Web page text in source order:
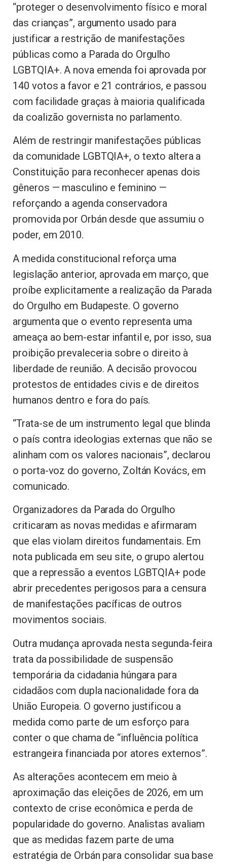
“proteger o desenvolvimento físico e moral
das crianças”, argumento usado para
justificar a restrição de manifestações
públicas como a Parada do Orgulho
LGBTQIA+. A nova emenda foi aprovada por
140 votos a favor e 21 contrários, e passou
com facilidade graças à maioria qualificada
da coalizão governista no parlamento.
Além de restringir manifestações públicas
da comunidade LGBTQIA+, o texto altera a
Constituição para reconhecer apenas dois
gêneros — masculino e feminino —
reforçando a agenda conservadora
promovida por Orbán desde que assumiu o
poder, em 2010.
A medida constitucional reforça uma
legislação anterior, aprovada em março, que
proíbe explicitamente a realização da Parada
do Orgulho em Budapeste. O governo
argumenta que o evento representa uma
ameaça ao bem-estar infantil e, por isso, sua
proibição prevaleceria sobre o direito à
liberdade de reunião. A decisão provocou
protestos de entidades civis e de direitos
humanos dentro e fora do país.
“Trata-se de um instrumento legal que blinda
o país contra ideologias externas que não se
alinham com os valores nacionais”, declarou
o porta-voz do governo, Zoltán Kovács, em
comunicado.
Organizadores da Parada do Orgulho
criticaram as novas medidas e afirmaram
que elas violam direitos fundamentais. Em
nota publicada em seu site, o grupo alertou
que a repressão a eventos LGBTQIA+ pode
abrir precedentes perigosos para a censura
de manifestações pacíficas de outros
movimentos sociais.
Outra mudança aprovada nesta segunda-feira
trata da possibilidade de suspensão
temporária da cidadania húngara para
cidadãos com dupla nacionalidade fora da
União Europeia. O governo justificou a
medida como parte de um esforço para
conter o que chama de “influência política
estrangeira financiada por atores externos”.
As alterações acontecem em meio à
aproximação das eleições de 2026, em um
contexto de crise econômica e perda de
popularidade do governo. Analistas avaliam
que as medidas fazem parte de uma
estratégia de Orbán para consolidar sua base